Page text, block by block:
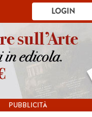
LOGIN
PUBBLICITÀ